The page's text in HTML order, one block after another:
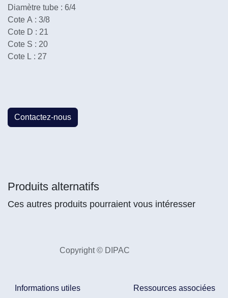
Diamètre tube : 6/4
Cote A : 3/8
Cote D : 21
Cote S : 20
Cote L : 27
Contactez-nous
Produits alternatifs
Ces autres produits pourraient vous intéresser
Copyright © DIPAC
Informations utiles Ressources associées